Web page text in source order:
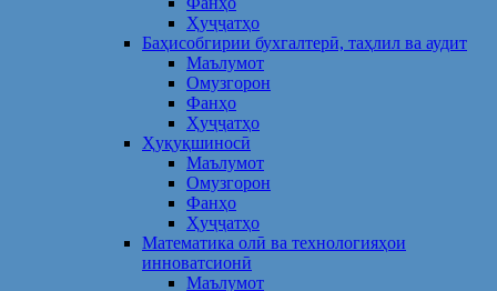
Ҳуҷҷатҳо
Баҳисобгирии бухгалтерӣ, таҳлил ва аудит
Маълумот
Омузгорон
Фанҳо
Ҳуҷҷатҳо
Ҳуқуқшиносӣ
Маълумот
Омузгорон
Фанҳо
Ҳуҷҷатҳо
Математика олӣ ва технологияҳои
инноватсионӣ
Маълумот